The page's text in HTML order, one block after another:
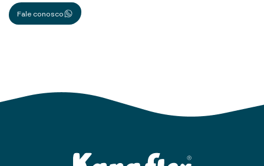
Fale conosco